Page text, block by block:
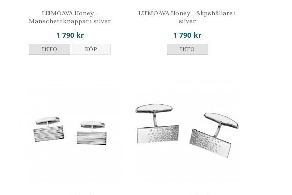
LUMOAVA Honey -
Manschettknappar i silver
1 790 kr
INFO KÖP
LUMOAVA Honey - Slipshållare i
silver
1 790 kr
INFO